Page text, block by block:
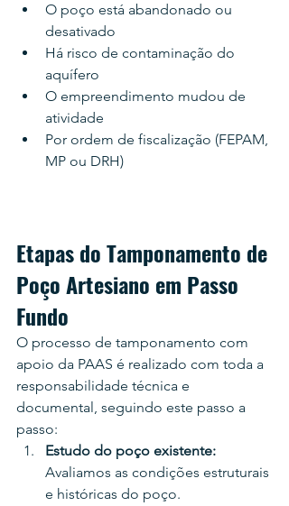
O poço está abandonado ou
desativado
Há risco de contaminação do
aquífero
O empreendimento mudou de
atividade
Por ordem de fiscalização (FEPAM,
MP ou DRH)
Etapas do Tamponamento de
Poço Artesiano em Passo
Fundo
O processo de tamponamento com
apoio da PAAS é realizado com toda a
responsabilidade técnica e
documental, seguindo este passo a
passo:
Estudo do poço existente:
Avaliamos as condições estruturais
e históricas do poço.